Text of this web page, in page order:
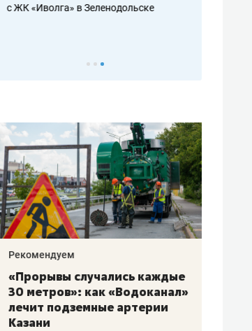
с ЖК «Иволга» в Зеленодольске
Рекомендуем
«Прорывы случались каждые
30 метров»: как «Водоканал»
лечит подземные артерии
Казани